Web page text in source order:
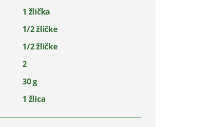
1 žlička
1/2 žličke
1/2 žličke
2
30 g
1 žlica